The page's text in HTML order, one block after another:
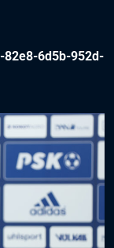
82e8-6d5b-952d-